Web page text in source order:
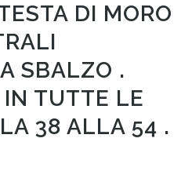
DI MORO
SBALZO .
TUTTE LE
38 ALLA 54 .